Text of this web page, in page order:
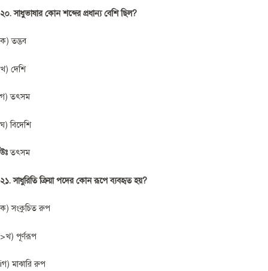
২০. সাধুভাষার কোন শব্দের প্রধান্য বেশি ছিল?
ক) তদ্ভব
খ) দেশি
গ) তৎসম
ঘ) বিদেশি
উঃতৎসম
২১. সাধুরিতি ক্রিয়া পদের কোন রূপে ব্যবহৃত হয়?
ক) সংকুচিত রুপ
>খ) পূর্ণরূপ
iগ) মাঝারি রুপ